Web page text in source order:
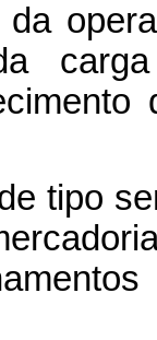
da
tipo